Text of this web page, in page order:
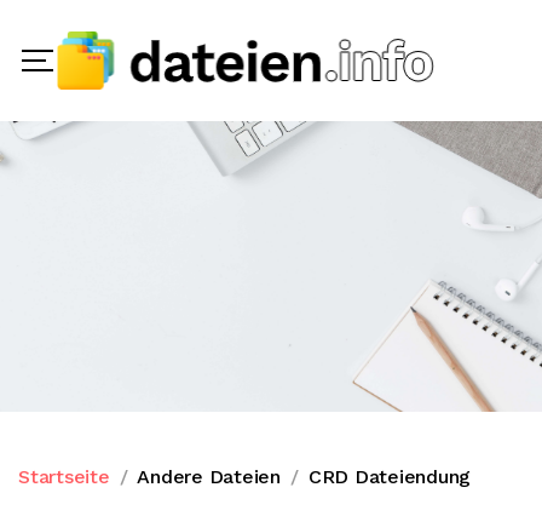
Startseite Andere Dateien CRD Dateiendung